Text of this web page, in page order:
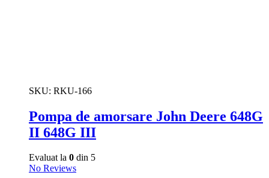
SKU: RKU-166
Pompa de amorsare John Deere 648G
II 648G III
Evaluat la 0 din 5
No Reviews